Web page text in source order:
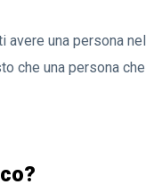
una persona
che una persona